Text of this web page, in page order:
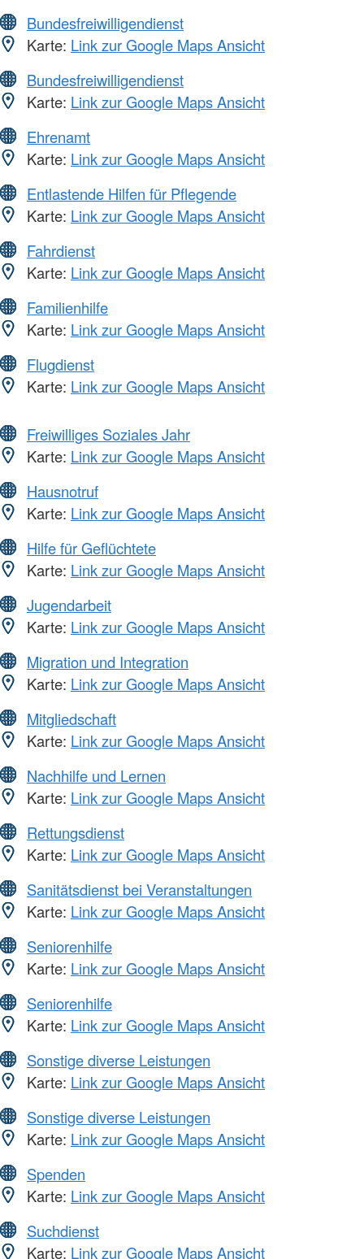
Bundesfreiwilligendienst
Karte: Link zur Google Maps Ansicht
Bundesfreiwilligendienst
Karte: Link zur Google Maps Ansicht
Ehrenamt
Karte: Link zur Google Maps Ansicht
Entlastende Hilfen für Pflegende
Karte: Link zur Google Maps Ansicht
Fahrdienst
Karte: Link zur Google Maps Ansicht
Familienhilfe
Karte: Link zur Google Maps Ansicht
Flugdienst
Karte: Link zur Google Maps Ansicht
Freiwilliges Soziales Jahr
Karte: Link zur Google Maps Ansicht
Hausnotruf
Karte: Link zur Google Maps Ansicht
Hilfe für Geflüchtete
Karte: Link zur Google Maps Ansicht
Jugendarbeit
Karte: Link zur Google Maps Ansicht
Migration und Integration
Karte: Link zur Google Maps Ansicht
Mitgliedschaft
Karte: Link zur Google Maps Ansicht
Nachhilfe und Lernen
Karte: Link zur Google Maps Ansicht
Rettungsdienst
Karte: Link zur Google Maps Ansicht
Sanitätsdienst bei Veranstaltungen
Karte: Link zur Google Maps Ansicht
Seniorenhilfe
Karte: Link zur Google Maps Ansicht
Seniorenhilfe
Karte: Link zur Google Maps Ansicht
Sonstige diverse Leistungen
Karte: Link zur Google Maps Ansicht
Sonstige diverse Leistungen
Karte: Link zur Google Maps Ansicht
Spenden
Karte: Link zur Google Maps Ansicht
Suchdienst
Karte: Link zur Google Maps Ansicht